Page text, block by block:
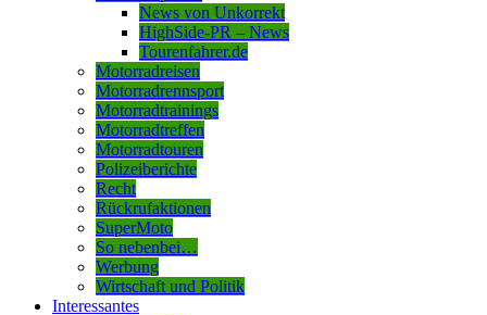
News von Unkorrekt
HighSide-PR – News
Tourenfahrer.de
Motorradreisen
Motorradrennsport
Motorradtrainings
Motorradtreffen
Motorradtouren
Polizeiberichte
Recht
Rückrufaktionen
SuperMoto
So nebenbei…
Werbung
Wirtschaft und Politik
Interessantes